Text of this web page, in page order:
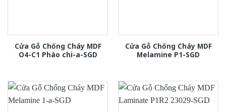
Cửa Gỗ Chống Cháy MDF
O4-C1 Phào chi-a-SGD
Cửa Gỗ Chống Cháy MDF
Melamine P1-SGD